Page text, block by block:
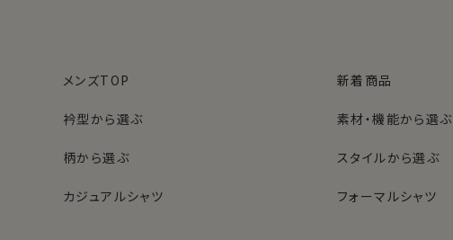
メンズTOP 新着商品
衿型から選ぶ 素材・機能から選ぶ
柄から選ぶ スタイルから選ぶ
カジュアルシャツ フォーマルシャツ